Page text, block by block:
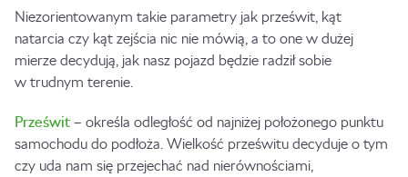
Niezorientowanym takie parametry jak prześwit, kąt
natarcia czy kąt zejścia nic nie mówią, a to one w dużej
mierze decydują, jak nasz pojazd będzie radził sobie
w trudnym terenie.
Prześwit – określa odległość od najniżej położonego punktu
samochodu do podłoża. Wielkość prześwitu decyduje o tym
czy uda nam się przejechać nad nierównościami,